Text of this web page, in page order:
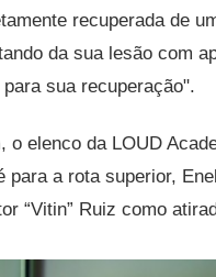
recuperada de
da sua lesão com
sua recuperação".
o elenco da LOUD
para a rota superior,
“Vitin” Ruiz como